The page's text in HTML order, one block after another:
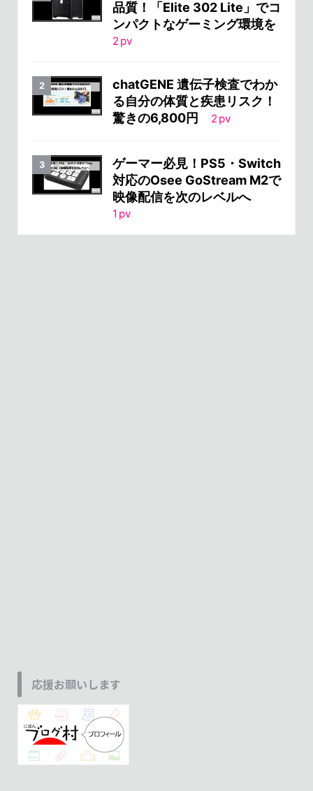
品質！「Elite 302 Lite」でコ
ンパクトなゲーミング環境を
2pv
chatGENE 遺伝子検査でわか
る自分の体質と疾患リスク！
驚きの6,800円
2pv
ゲーマー必見！PS5・Switch
対応のOsee GoStream M2で
映像配信を次のレベルへ
1 pv
応援お願いします